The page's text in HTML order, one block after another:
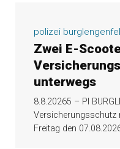
polizei
Zwei E-
unterwegs
8.8.20265 – PI
Versicherungsschutz
Freitag den